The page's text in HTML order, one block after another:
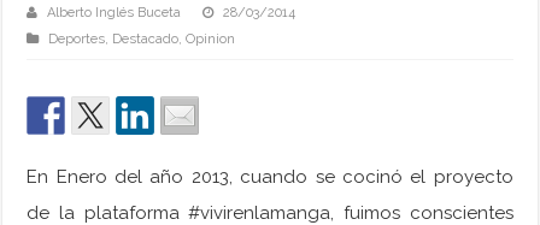
Alberto Inglés Buceta
28/03/2014
Deportes, Destacado,Opinion
En Enero del año 2013, cuando se cocinó el proyecto
de la plataforma #vivirenlamanga, fuimos conscientes